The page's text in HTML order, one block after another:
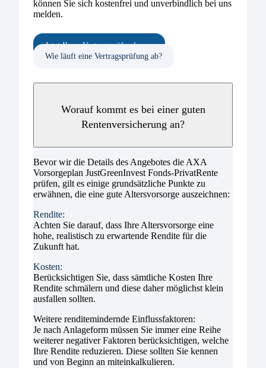
können Sie sich kostenfrei und unverbindlich bei uns
melden.
Jetzt Ihren Vertrag prüfen lassen
Wie läuft eine Vertragsprüfung ab?
Worauf kommt es bei einer guten
Rentenversicherung an?
Bevor wir die Details des Angebotes die AXA
Vorsorgeplan JustGreenInvest Fonds-PrivatRente
prüfen, gilt es einige grundsätzliche Punkte zu
erwähnen, die eine gute Altersvorsorge auszeichnen:
Rendite:
Achten Sie darauf, dass Ihre Altersvorsorge eine
hohe, realistisch zu erwartende Rendite für die
Zukunft hat.
Kosten:
Berücksichtigen Sie, dass sämtliche Kosten Ihre
Rendite schmälern und diese daher möglichst klein
ausfallen sollten.
Weitere renditemindernde Einflussfaktoren:
Je nach Anlageform müssen Sie immer eine Reihe
weiterer negativer Faktoren berücksichtigen, welche
Ihre Rendite reduzieren. Diese sollten Sie kennen
und von Beginn an miteinkalkulieren.